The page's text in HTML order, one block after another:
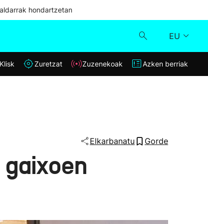
hondartzetan
EU
Klisk
Klisk Zuretzat Zuzenekoak Azken berriak
Elkarbanatu Gorde